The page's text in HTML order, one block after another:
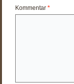
Kommentar*